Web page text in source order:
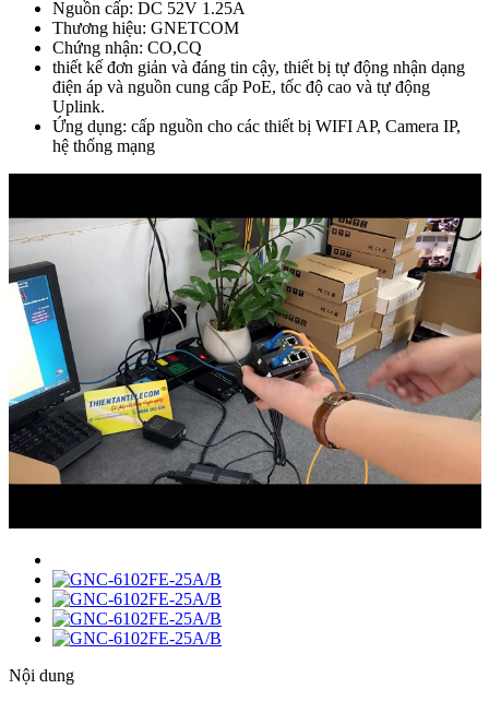
Nguồn cấp: DC 52V 1.25A
Thương hiệu: GNETCOM
Chứng nhận: CO,CQ
thiết kế đơn giản và đáng tin cậy, thiết bị tự động nhận dạng
điện áp và nguồn cung cấp PoE, tốc độ cao và tự động
Uplink.
Ứng dụng: cấp nguồn cho các thiết bị WIFI AP, Camera IP,
hệ thống mạng
Nội dung